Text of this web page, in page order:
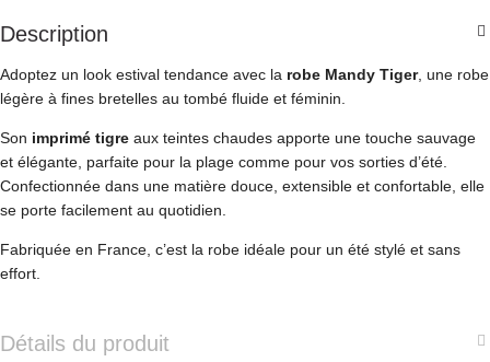
Description
Adoptez un look estival tendance avec la robe Mandy Tiger, une robe
légère à fines bretelles au tombé fluide et féminin.
Son imprimé tigre aux teintes chaudes apporte une touche sauvage
et élégante, parfaite pour la plage comme pour vos sorties d’été.
Confectionnée dans une matière douce, extensible et confortable, elle
se porte facilement au quotidien.
Fabriquée en France, c’est la robe idéale pour un été stylé et sans
effort.
Détails du produit